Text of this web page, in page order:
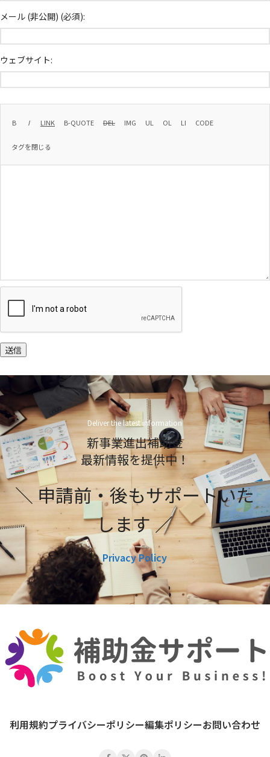
メール (非公開) (必須):
ウェブサイト:
送信
Deliver the latest information
新事業進出補助金
最新情報を提供中！
＼ 申請前・後もサポートいた
します ／
Privacy Policy
利用規約プライバシーポリシー編集ポリシーお問い合わせ